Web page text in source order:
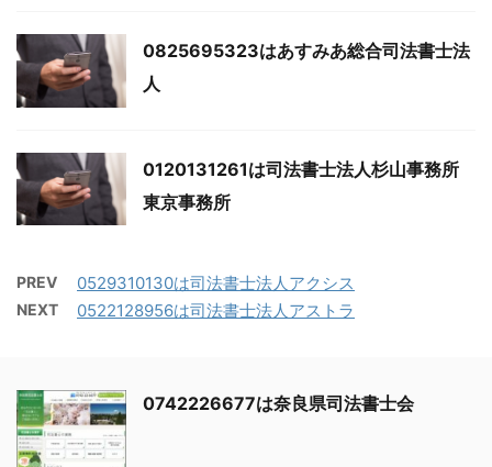
0825695323はあすみあ総合司法書士法
人
0120131261は司法書士法人杉山事務所
東京事務所
PREV 0529310130は司法書士法人アクシス
NEXT 0522128956は司法書士法人アストラ
0742226677は奈良県司法書士会